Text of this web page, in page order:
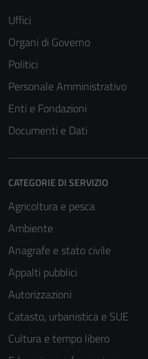
Uffici
Organi di Governo
Politici
Personale Amministrativo
Enti e Fondazioni
Documenti e Dati
CATEGORIE DI SERVIZIO
Agricoltura e pesca
Ambiente
Anagrafe e stato civile
Appalti pubblici
Autorizzazioni
Catasto, urbanistica e SUE
Cultura e tempo libero